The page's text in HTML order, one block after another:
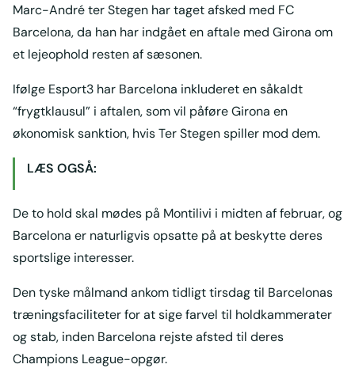
Marc-André ter Stegen har taget afsked med FC
Barcelona, da han har indgået en aftale med Girona om
et lejeophold resten af sæsonen.
Ifølge Esport3 har Barcelona inkluderet en såkaldt
“frygtklausul” i aftalen, som vil påføre Girona en
økonomisk sanktion, hvis Ter Stegen spiller mod dem.
LÆS OGSÅ:
De to hold skal mødes på Montilivi i midten af februar, og
Barcelona er naturligvis opsatte på at beskytte deres
sportslige interesser.
Den tyske målmand ankom tidligt tirsdag til Barcelonas
træningsfaciliteter for at sige farvel til holdkammerater
og stab, inden Barcelona rejste afsted til deres
Champions League-opgør.